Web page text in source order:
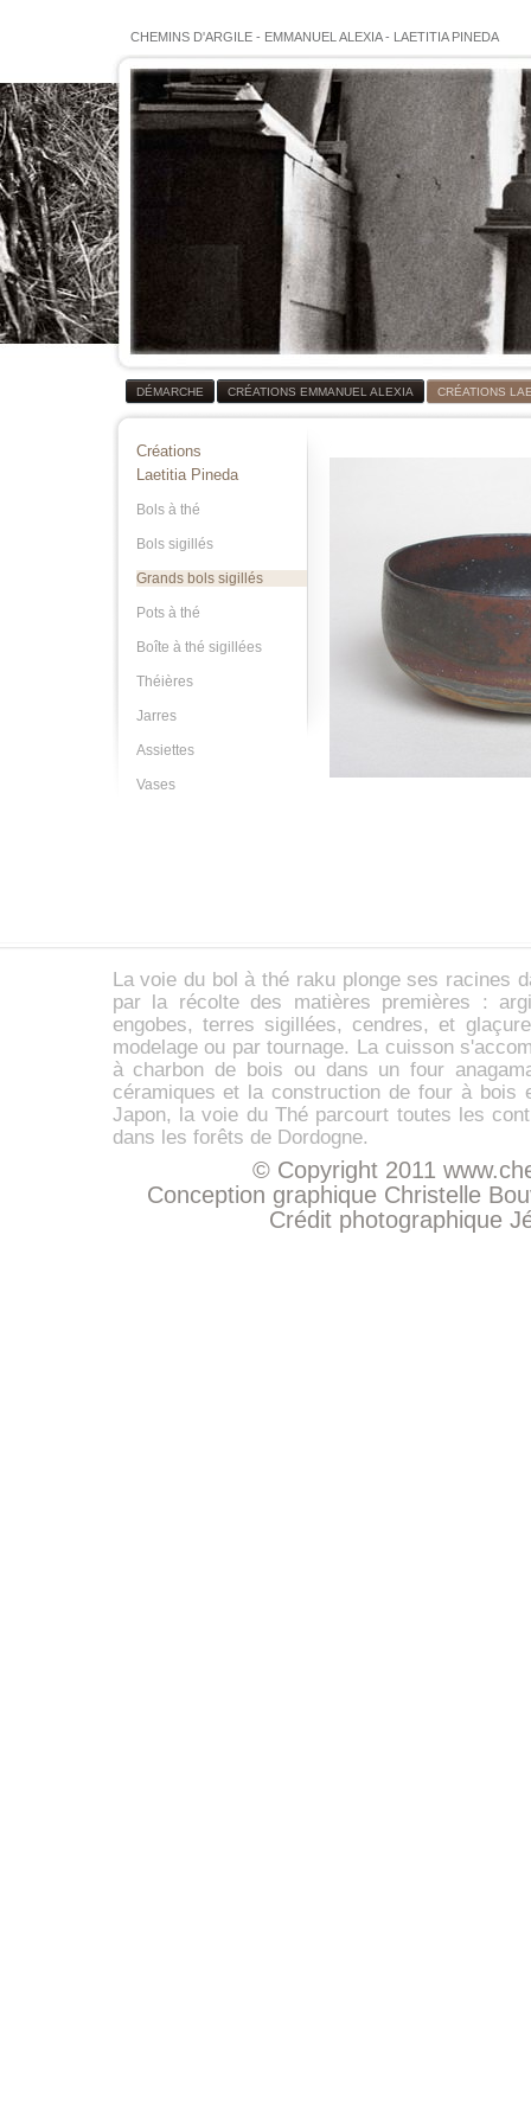
CHEMINS D'ARGILE - EMMANUEL ALEXIA- LAETITIA PINEDA
DÉMARCHE CRÉATIONS EMMANUEL ALEXIA CRÉATIONS
Créations
Laetitia Pineda
Bols à thé
Bols sigillés
Grands bols sigillés
Pots à thé
Boîte à thé sigillées
Théières
Jarres
Assiettes
Vases
La voie du bol à thé raku plonge ses racines
par la récolte des matières premières :
engobes, terres sigillées, cendres, et
modelage ou par tournage. La cuisson
à charbon de bois ou dans un four
céramiques et la construction de four à
Japon, la voie du Thé parcourt toutes les
dans les forêts de Dordogne.
© Copyright 2011
Conception graphique Christelle
Crédit photographique